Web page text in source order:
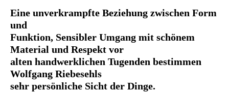
Eine unverkrampfte Beziehung zwischen Form
und
Funktion, Sensibler Umgang mit schönem
Material und Respekt vor
alten handwerklichen Tugenden bestimmen
Wolfgang Riebesehls
sehr persönliche Sicht der Dinge.